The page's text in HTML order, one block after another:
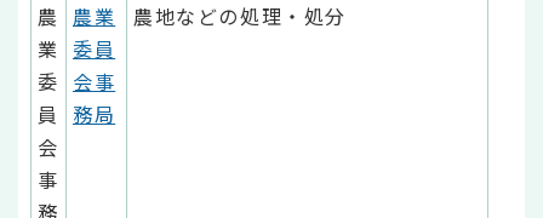
農
業
委
員
会
事
務
農業
委員
会事
務局
農地などの処理・処分